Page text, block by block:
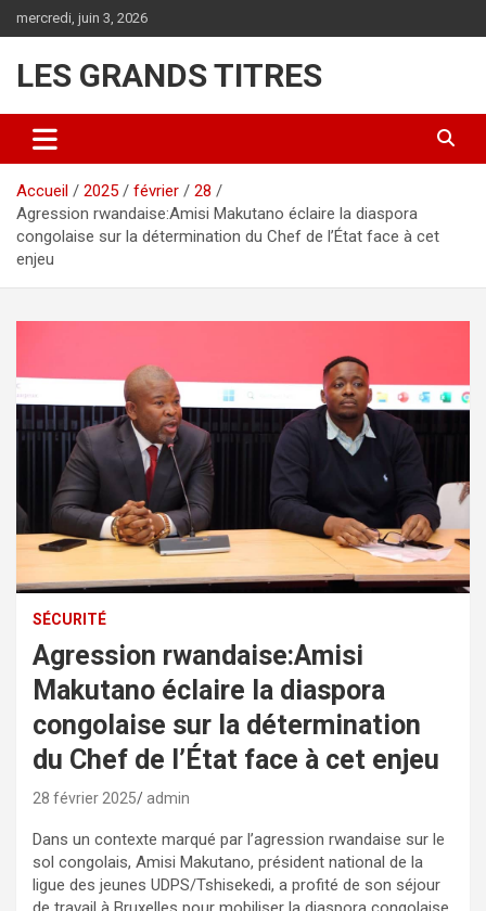
au
mercredi, juin 3, 2026
LES GRANDS TITRES
Accueil 2025 février
28
Agression rwandaise:Amisi Makutano éclaire la diaspora
congolaise sur la détermination du Chef de l’État face à cet
enjeu
SÉCURITÉ
Agression rwandaise:Amisi
Makutano éclaire la diaspora
congolaise sur la détermination
du Chef de l’État face à cet enjeu
28 février 2025 admin
Dans un contexte marqué par l’agression rwandaise sur le
sol congolais, Amisi Makutano, président national de la
ligue des jeunes UDPS/Tshisekedi, a profité de son séjour